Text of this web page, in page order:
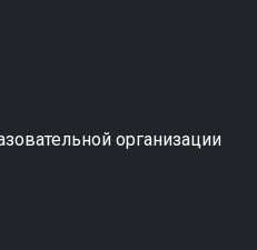
организации